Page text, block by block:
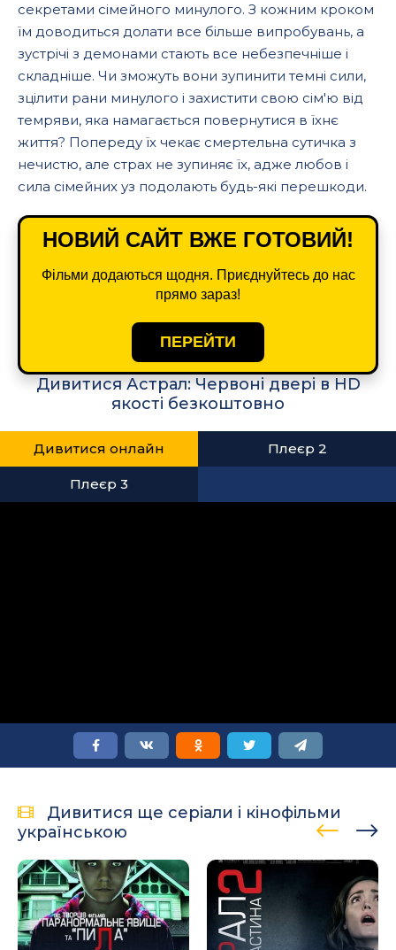
секретами сімейного минулого. З кожним кроком
їм доводиться долати все більше випробувань, а
зустрічі з демонами стають все небезпечніше і
складніше. Чи зможуть вони зупинити темні сили,
зцілити рани минулого і захистити свою сім'ю від
темряви, яка намагається повернутися в їхнє
життя? Попереду їх чекає смертельна сутичка з
нечистю, але страх не зупиняє їх, адже любов і
сила сімейних уз подолають будь-які перешкоди.
НОВИЙ САЙТ ВЖЕ ГОТОВИЙ!
Фільми додаються щодня. Приєднуйтесь до нас
прямо зараз!
ПЕРЕЙТИ
Дивитися Астрал: Червоні двері в HD
якості безкоштовно
Дивитися онлайн Плеєр 2
Плеєр 3
Дивитися ще серіали і кінофільми
українською